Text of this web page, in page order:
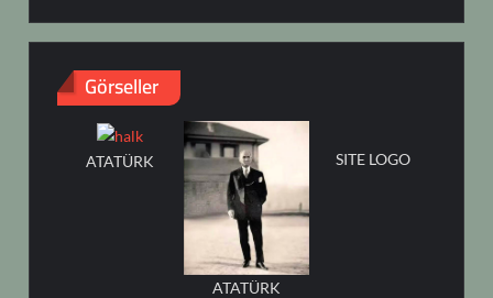
Görseller
ATATÜRK
ATATÜRK
SITE LOGO